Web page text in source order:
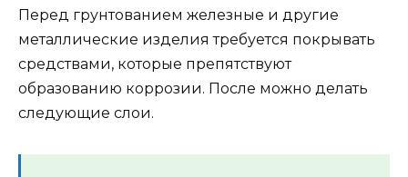
Перед грунтованием железные и другие
металлические изделия требуется покрывать
средствами, которые препятствуют
образованию коррозии. После можно делать
следующие слои.